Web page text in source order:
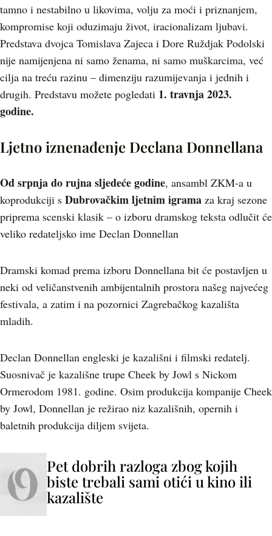
tamno i nestabilno u likovima, volju za moći i priznanjem,
kompromise koji oduzimaju život, iracionalizam ljubavi.
Predstava dvojca Tomislava Zajeca i Dore Ruždjak Podolski
nije namijenjena ni samo ženama, ni samo muškarcima, već
cilja na treću razinu – dimenziju razumijevanja i jednih i
drugih. Predstavu možete pogledati 1. travnja 2023.
godine.
Ljetno iznenađenje Declana Donnellana
Od srpnja do rujna sljedeće godine, ansambl ZKM-a u
koprodukciji s Dubrovačkim ljetnim igrama za kraj sezone
priprema scenski klasik – o izboru dramskog teksta odlučit će
veliko redateljsko ime Declan Donnellan
Dramski komad prema izboru Donnellana bit će postavljen u
neki od veličanstvenih ambijentalnih prostora našeg najvećeg
festivala, a zatim i na pozornici Zagrebačkog kazališta
mladih.
Declan Donnellan engleski je kazališni i filmski redatelj.
Suosnivač je kazališne trupe Cheek by Jowl s Nickom
Ormerodom 1981. godine. Osim produkcija kompanije Cheek
by Jowl, Donnellan je režirao niz kazališnih, opernih i
baletnih produkcija diljem svijeta.
Pet dobrih razloga zbog kojih
biste trebali sami otići u kino ili
kazalište